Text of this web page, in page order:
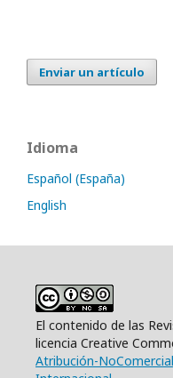
Enviar un artículo
Idioma
Español (España)
English
El contenido de las
licencia Creative
Atribución-